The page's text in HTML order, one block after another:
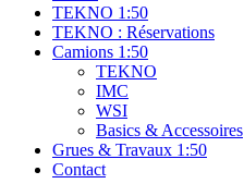
TEKNO 1:50
TEKNO : Réservations
Camions 1:50
TEKNO
IMC
WSI
Basics & Accessoires
Grues & Travaux 1:50
Contact